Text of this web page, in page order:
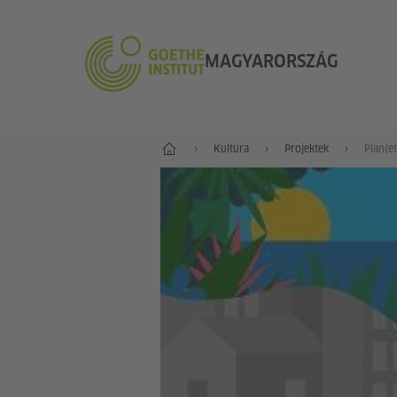
MAGYARORSZÁG
Főoldal Kultúra Projektek